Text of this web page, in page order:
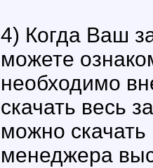
4) Когда Ваш
можете
необходимо
скачать весь
можно
менеджера